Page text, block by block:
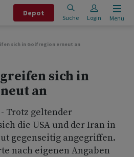
Depot
Suche Login Menu
sich in Golfregion erneut an
sich in
an
Trotz geltender
die USA und der Iran in
gegenseitig angegriffen.
nach eigenen Angaben